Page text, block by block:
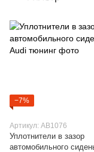
−7%
Артикул: AB1076
Уплотнители в зазор
автомобильного